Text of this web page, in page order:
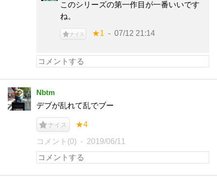
このシリーズの第一作目が一番いいです
ね。
ナイス ★1 07/12 21:14
Nbtm
デブが乱れて乱でブー
ナイス ★4
コメント(0) 2019/06/11